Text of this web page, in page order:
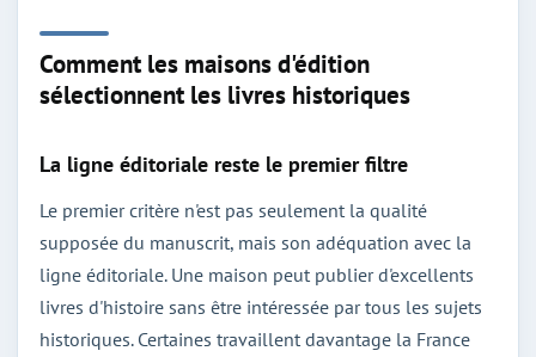
Comment les maisons d'édition
sélectionnent les livres historiques
La ligne éditoriale reste le premier filtre
Le premier critère n'est pas seulement la qualité
supposée du manuscrit, mais son adéquation avec la
ligne éditoriale. Une maison peut publier d'excellents
livres d'histoire sans être intéressée par tous les sujets
historiques. Certaines travaillent davantage la France